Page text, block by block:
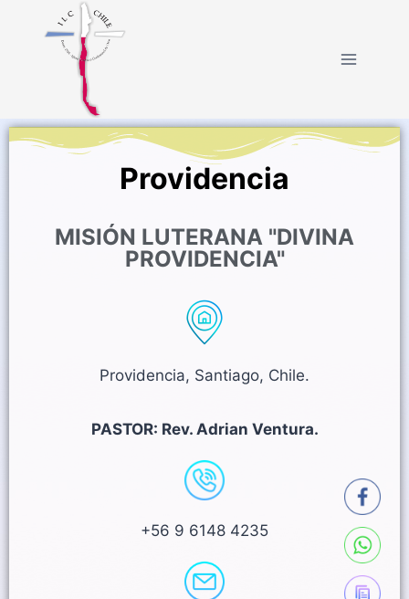
Providencia
MISIÓN LUTERANA "DIVINA
PROVIDENCIA"
Providencia, Santiago, Chile.
PASTOR: Rev. Adrian Ventura.
+56 9 6148 4235